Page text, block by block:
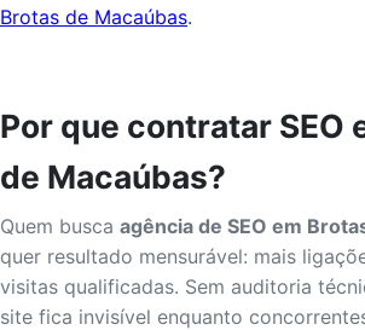
Brotas de Macaúbas.
Por que contratar SEO
de Macaúbas?
Quem busca agência de SEO em
quer resultado mensurável: mais
visitas qualificadas. Sem auditoria
site fica invisível enquanto